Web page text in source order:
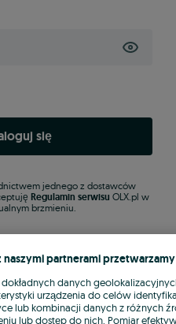
się
jednego z dostawców
Regulamin serwisu OLX.pl w
brzmieniu.
naszymi partnerami
danych
urządzenia do celów
lub kombinacji danych z różnych
lub dostęp do nich. Pomiar